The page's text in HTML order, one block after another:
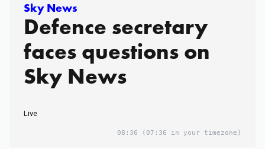
Sky News
Defence secretary
faces questions on
Sky News
Live
08:36 (07:36 in your timezone)